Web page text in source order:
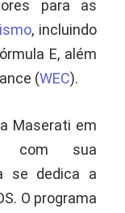
para as
, incluindo
E, além
(WEC).
Maserati em
com sua
se dedica a
O programa